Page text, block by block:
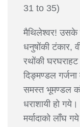
31 to 35)
मैथिलेश्वर! उसके
धनुषोंकी टंकार,
रथोंकी घरघराहट
दिङ्मण्डल
समस्त भूमण्डल
धराशायी हो
मर्यादाको लाँघ